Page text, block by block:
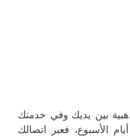
بين يديك وفي خدمتك
الأسبوع، فعبر اتصالك